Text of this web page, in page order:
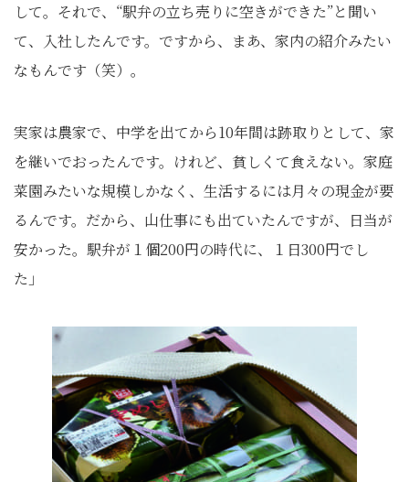
して。それで、“駅弁の立ち売りに空きができた”と聞い
て、入社したんです。ですから、まあ、家内の紹介みたい
なもんです（笑）。
実家は農家で、中学を出てから10年間は跡取りとして、家
を継いでおったんです。けれど、貧しくて食えない。家庭
菜園みたいな規模しかなく、生活するには月々の現金が要
るんです。だから、山仕事にも出ていたんですが、日当が
安かった。駅弁が１個200円の時代に、１日300円でし
た」